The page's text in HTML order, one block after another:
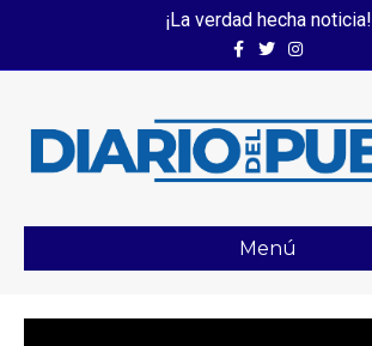
¡La verdad hecha noticia!
FacebookTwitterInstagram
Menú